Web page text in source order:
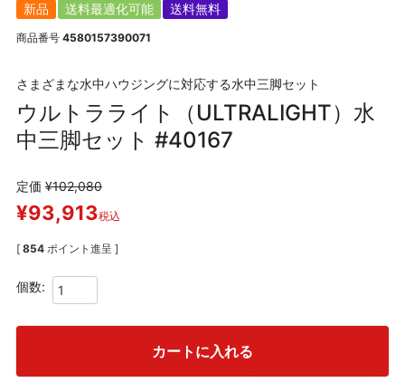
新品 送料最適化可能 送料無料
商品番号 4580157390071
さまざまな水中ハウジングに対応する水中三脚セット
ウルトラライト（ULTRALIGHT）水
中三脚セット #40167
定価 ¥102,080
¥93,913税込
[ 854 ポイント進呈 ]
カートに入れる